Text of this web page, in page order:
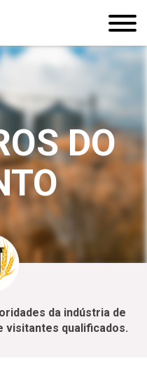
DO
da indústria de
visitantes qualificados.